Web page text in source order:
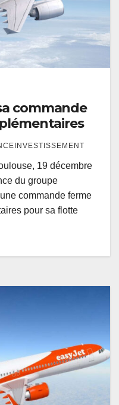
commande
19 décembre
du groupe
commande ferme
pour sa flotte